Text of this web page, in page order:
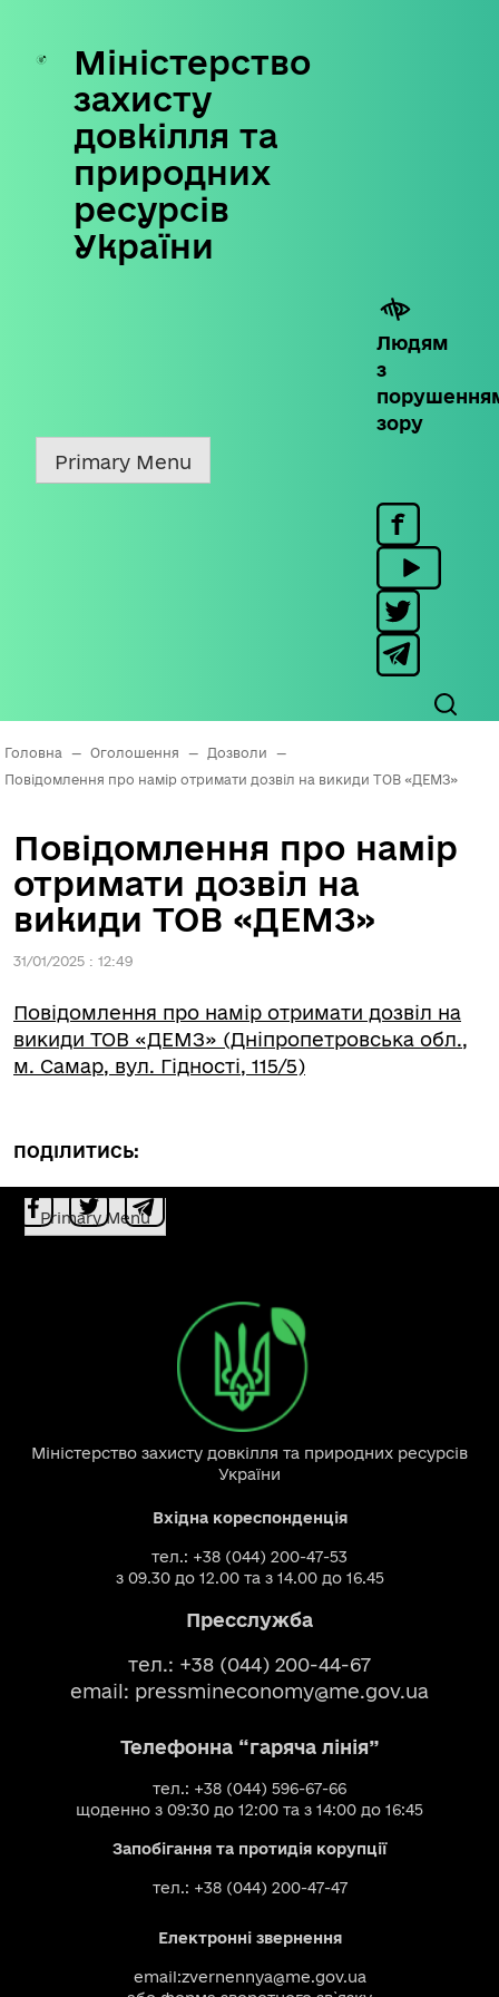
Skip
content
Міністерство
захисту
довкілля та
природних
ресурсів
України
Людям
з
зору
Primary Menu
Головна — Оголошення — Дозволи
—
Повідомлення про намір отримати дозвіл на викиди ТОВ «ДЕМЗ»
Повідомлення про намір
отримати дозвіл на
викиди ТОВ «ДЕМЗ»
31/01/2025 : 12:49
Повідомлення про намір отримати дозвіл на
викиди ТОВ «ДЕМЗ» (Дніпропетровська обл.,
м. Самар, вул. Гідності, 115/5)
ПОДІЛИТИСЬ:
Primary Menu
Міністерство захисту довкілля та природних ресурсів
України
Вхідна кореспонденція
тел.: +38 (044) 200-47-53
з 09.30 до 12.00 та з 14.00 до 16.45
Пресслужба
тел.: +38 (044) 200-44-67
email: pressmineconomy@me.gov.ua
Телефонна “гаряча лінія”
тел.: +38 (044) 596-67-66
щоденно з 09:30 до 12:00 та з 14:00 до 16:45
Запобігання та протидія корупції
тел.: +38 (044) 200-47-47
Електронні звернення
email:zvernennya@me.gov.ua